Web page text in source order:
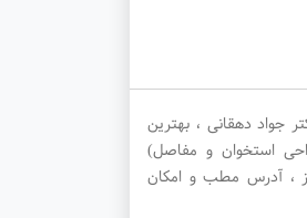
جواد دهقانی ، بهترین
استخوان و مفاصل)
، آدرس مطب و امکان